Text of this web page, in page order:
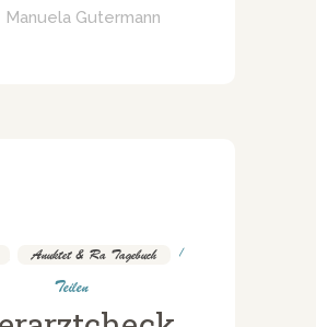
Manuela Gutermann
Anuktet & Ra Tagebuch
Teilen